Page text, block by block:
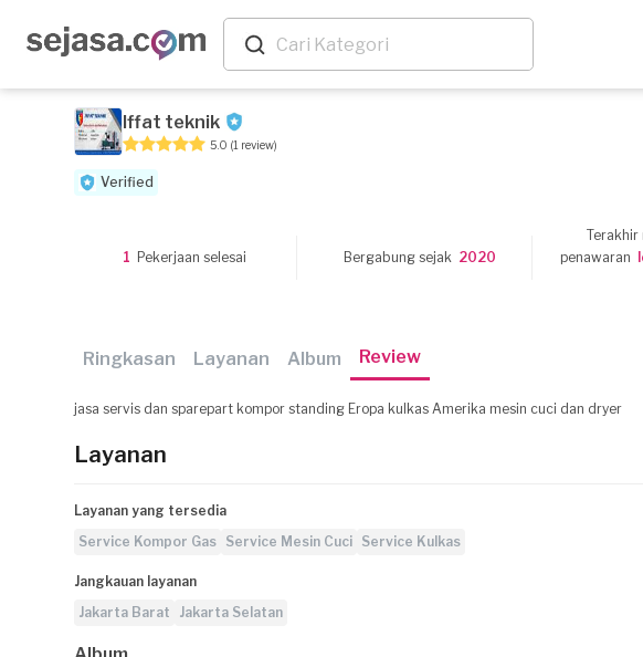
Iffat teknik
5.0 (1 review)
Verified
1 Pekerjaan selesai Bergabung sejak 2020
Terakhir
penawaran
Ringkasan Layanan Album Review
jasa servis dan sparepart kompor standing Eropa kulkas Amerika mesin cuci dan dryer
Layanan
Layanan yang tersedia
Service Kompor Gas Service Mesin Cuci Service Kulkas
Jangkauan layanan
Jakarta Barat
Jakarta Selatan